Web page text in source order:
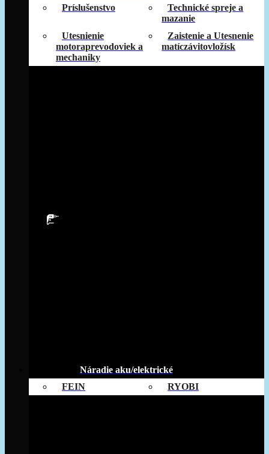
Príslušenstvo
Technické spreje a
mazanie
Utesnienie
motoraprevodoviek a
mechaniky
Zaistenie a Utesnenie
matíczávitovložísk
Náradie aku/elektrické
FEIN
RYOBI